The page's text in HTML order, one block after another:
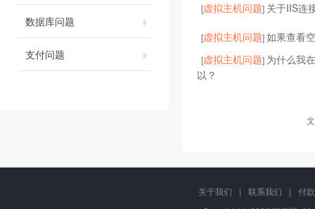
数据库问题
支付问题
[虚拟主机问题] 关于IIS连
[虚拟主机问题]如果查看
[虚拟主机问题] 为什么我
以？
关于我们 | 联系我们 |
付